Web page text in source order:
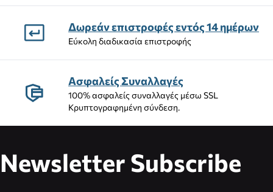
Δωρεάν επιστροφές εντός 14 ημέρων
Εύκολη διαδικασία επιστροφής
Ασφαλείς Συναλλαγές
100% ασφαλείς συναλλαγές μέσω SSL
Κρυπτογραφημένη σύνδεση.
Newsletter Subscribe